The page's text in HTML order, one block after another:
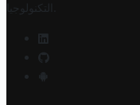
التكنولوجيا